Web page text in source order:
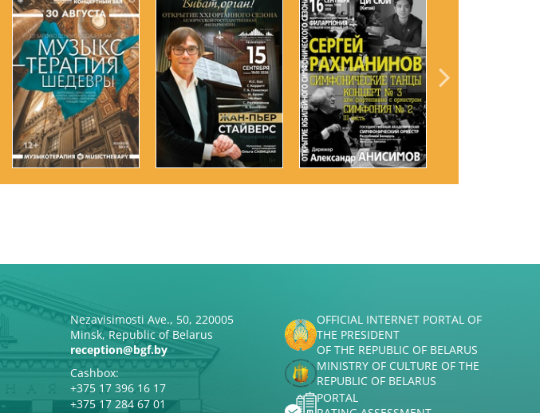
Nezavisimosti Ave., 50, 220005
Minsk, Republic of Belarus
reception@bgf.by
Cashbox:
+375 17 396 16 17
+375 17 284 67 01
OFFICIAL INTERNET PORTAL OF
THE PRESIDENT
OF THE REPUBLIC OF BELARUS
MINISTRY OF CULTURE OF THE
REPUBLIC OF BELARUS
PORTAL